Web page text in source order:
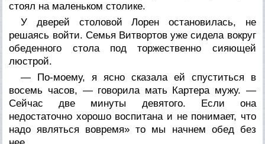
стоял на маленьком столике.
У дверей столовой Лорен остановилась, не
решаясь войти. Семья Витвортов уже сидела вокруг
обеденного стола под торжественно сияющей
люстрой.
— По-моему, я ясно сказала ей спуститься в
восемь часов, — говорила мать Картера мужу. —
Сейчас две минуты девятого. Если она
недостаточно хорошо воспитана и не понимает, что
надо являться вовремя» то мы начнем обед без